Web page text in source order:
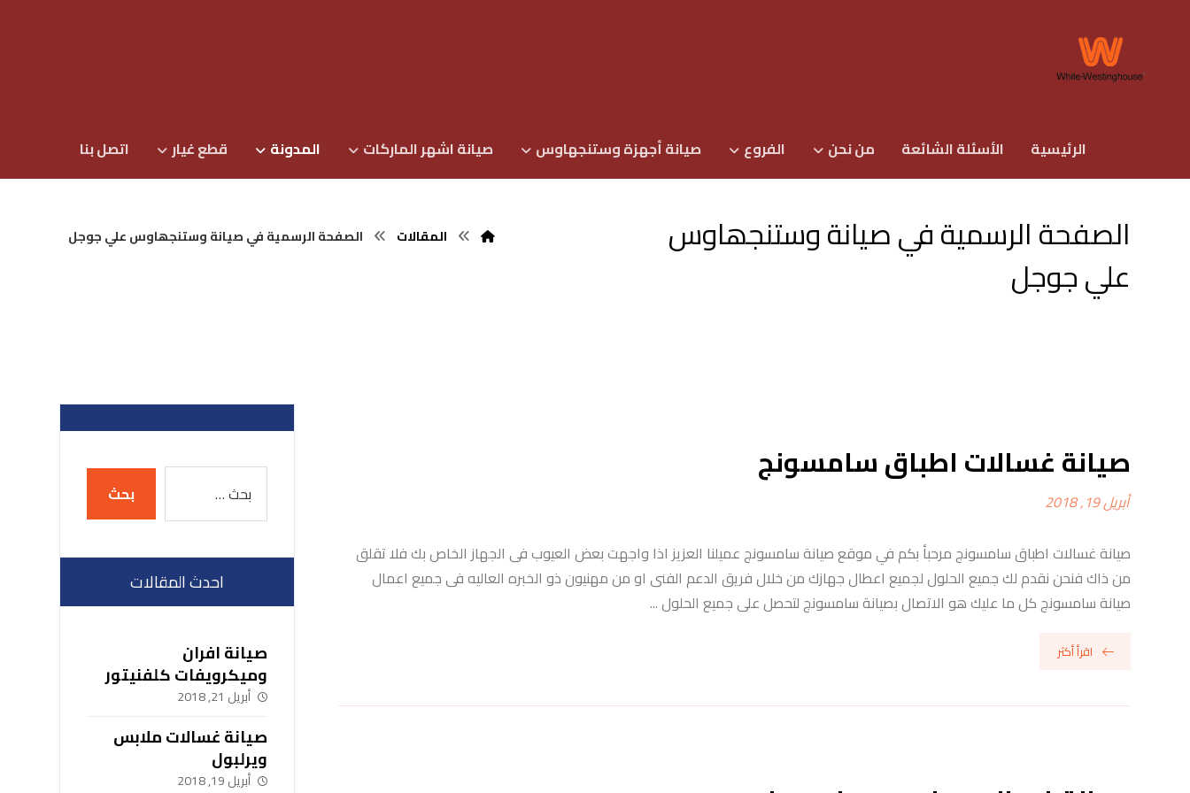
الرئيسية الأسئلة الشائعة من نحن الفروع صيانة أجهزة وستنجهاوس صيانة اشهر الماركات المدونة قطع غيار اتصل بنا
الصفحة الرسمیة في صیانة وستنجھاوس
علي جوجل
المقالات الصفحة الرسمیة في صیانة وستنجھاوس علي جوجل
صيانة غسالات اطباق سامسونج
أبريل 19, 2018
صيانة غسالات اطباق سامسونج مرحبأ بكم في موقع صيانة سامسونج عميلنا العزيز اذا واجهت بعض العيوب فى الجهاز الخاص بك فلا تقلق
من ذاك فنحن نقدم لك جميع الحلول لجميع اعطال جهازك من خلال فريق الدعم الفنى او من مهنيون ذو الخبره العاليه فى جميع اعمال
صيانة سامسونج كل ما عليك هو الاتصال بصيانة سامسونج لتحصل على جميع الحلول ...
اقرأ أكثر
احدث المقالات
صيانة افران
وميكرويفات كلفنيتور
01007979202
أبريل 21, 2018
صيانة غسالات ملابس
ويرلبول
أبريل 19, 2018